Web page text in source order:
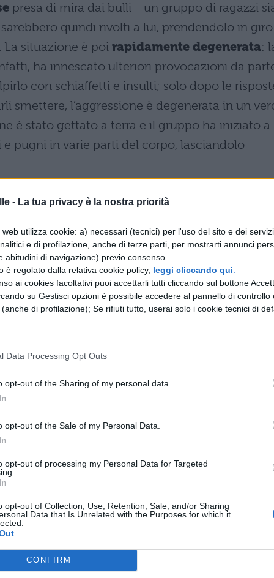
- La tua privacy è la nostra priorità
utilizza cookie: a) necessari (tecnici) per l'uso del sito e dei
e di profilazione, anche di terze parti, per mostrarti annunci
abitudini di navigazione) previo consenso.
è regolato dalla relativa cookie policy, leggi cliccando qui
ai cookies facoltativi puoi accettarli tutti cliccando sul bottone
su Gestisci opzioni è possibile accedere al pannello di controllo
di profilazione); Se rifiuti tutto, userai solo i cookie tecnici di
Data Processing Opt Outs
opt-out of the Sharing of my personal data.
opt-out of the Sale of my Personal Data.
opt-out of processing my Personal Data for Targeted
opt-out of Collection, Use, Retention, Sale, and/or Sharing
Data that Is Unrelated with the Purposes for which it
CONFIRM
presa di mira dai bulli ‒ un gruppo di ragazzi
quindi rivolti a lui, prendendolo in giro
situazione è poi rapidamente degenerata:
ha innescato ulteriori provocazioni da
con schiaffetti e insulti; solo dopo le
smettere, l’aggressione è degenerata in un
è stato gettato a terra e il gruppo ha iniziato a
pugni in varie parti del corpo, lasciandolo
di un insegnante, che è stato attirato dai
è stato possibile porre fine alle
di bulli ha deciso di fuggire.
in ospedale
grazie all’aiuto di alcune compagne, è
aiuto. Con estrema sensibilità, il docente gli
di chiamare il 118per chiedere
i paramedici hanno fornito le prime cure e,
dell’aggressione, hanno deciso di trasferire il
Maria Nuova di Reggio per ulteriori
traumi costali e alla schiena. Sono stati
che hanno subito avviato un’indagine per
già vissutoaltri episodi di bullismo